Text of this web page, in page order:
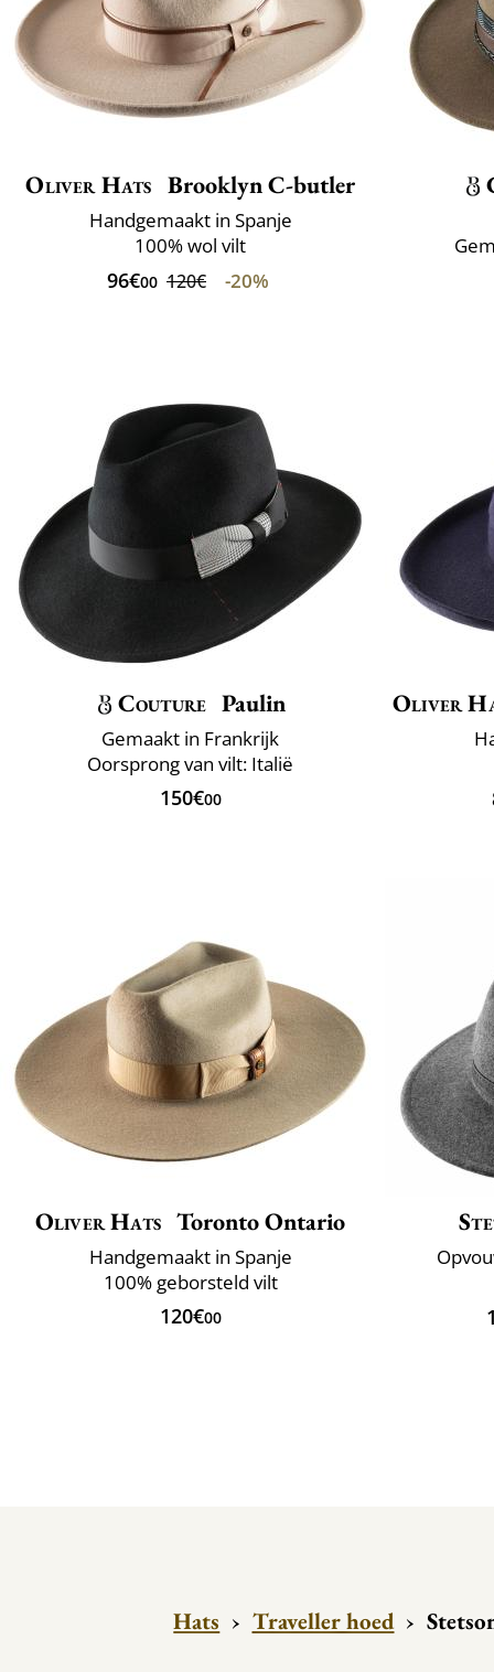
Oliver Hats Brooklyn C-butler
Handgemaakt in Spanje
100% wol vilt
96€00 120€ -20%
Couture Paulin
Gemaakt in Frankrijk
Oorsprong van vilt: Italië
150€00
Oliver
Oliver Hats Toronto Ontario
Handgemaakt in Spanje
100% geborsteld vilt
120€00
Hats › Traveller hoed ›